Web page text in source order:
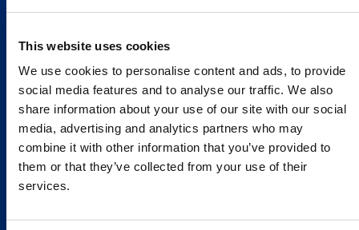
This website uses cookies
We use cookies to personalise content and ads, to provide
social media features and to analyse our traffic. We also
share information about your use of our site with our social
media, advertising and analytics partners who may
combine it with other information that you’ve provided to
them or that they’ve collected from your use of their
services.